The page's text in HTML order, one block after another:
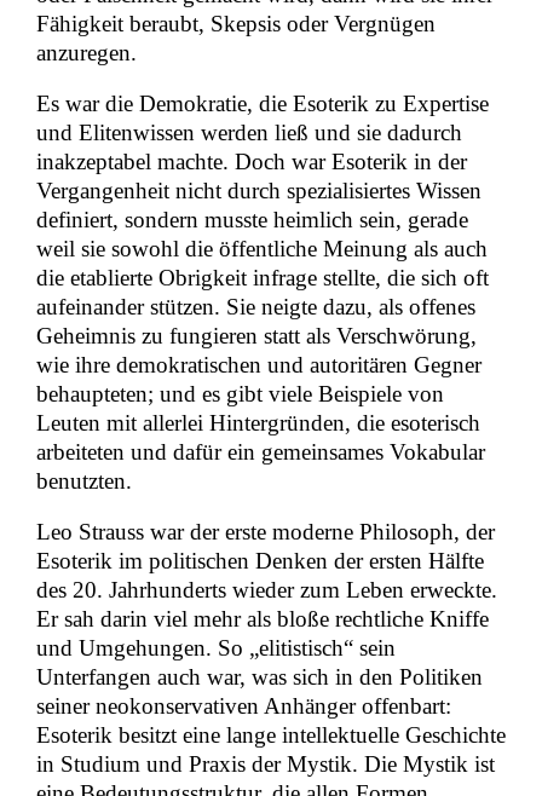
Fähigkeit beraubt, Skepsis oder Vergnügen
anzuregen.
Es war die Demokratie, die Esoterik zu Expertise
und Elitenwissen werden ließ und sie dadurch
inakzeptabel machte. Doch war Esoterik in der
Vergangenheit nicht durch spezialisiertes Wissen
definiert, sondern musste heimlich sein, gerade
weil sie sowohl die öffentliche Meinung als auch
die etablierte Obrigkeit infrage stellte, die sich oft
aufeinander stützen. Sie neigte dazu, als offenes
Geheimnis zu fungieren statt als Verschwörung,
wie ihre demokratischen und autoritären Gegner
behaupteten; und es gibt viele Beispiele von
Leuten mit allerlei Hintergründen, die esoterisch
arbeiteten und dafür ein gemeinsames Vokabular
benutzten.
Leo Strauss war der erste moderne Philosoph, der
Esoterik im politischen Denken der ersten Hälfte
des 20. Jahrhunderts wieder zum Leben erweckte.
Er sah darin viel mehr als bloße rechtliche Kniffe
und Umgehungen. So „elitistisch“ sein
Unterfangen auch war, was sich in den Politiken
seiner neokonservativen Anhänger offenbart:
Esoterik besitzt eine lange intellektuelle Geschichte
in Studium und Praxis der Mystik. Die Mystik ist